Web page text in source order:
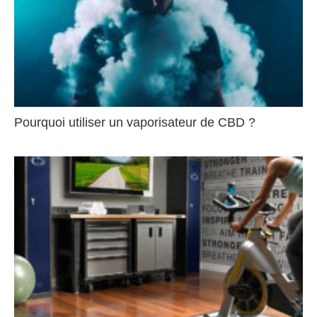
Pourquoi utiliser un vaporisateur de CBD ?